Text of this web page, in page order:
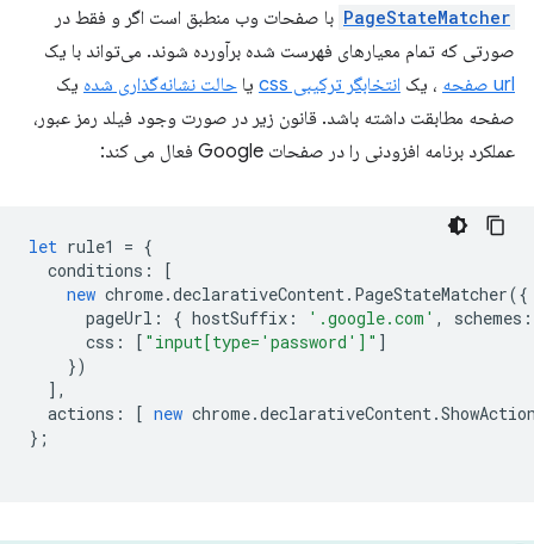
PageStateMatcher با صفحات وب منطبق است اگر و فقط در
صورتی که تمام معیارهای فهرست شده برآورده شوند. می‌تواند با یک
url صفحه
، یک انتخابگر ترکیبی css یا حالت نشانه‌گذاری شده یک
صفحه مطابقت داشته باشد. قانون زیر در صورت وجود فیلد رمز عبور،
عملکرد برنامه افزودنی را در صفحات Google فعال می کند:
let rule1 = {
conditions :
[
new chrome.declarativeContent. PageStateMatcher({
pageUrl : { hostSuffix : '.google.com' , schemes :
css : [ "input[type='password']" ]
})
],
actions : [ new chrome.declarativeContent.
};